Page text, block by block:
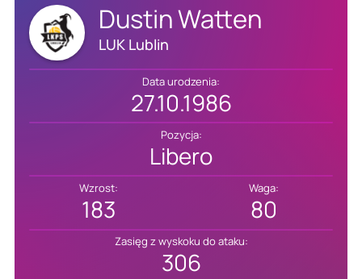
Dustin Watten
LUK Lublin
Data urodzenia:
27.10.1986
Pozycja:
Libero
Wzrost:
183
Waga:
80
Zasięg z wyskoku do ataku:
306